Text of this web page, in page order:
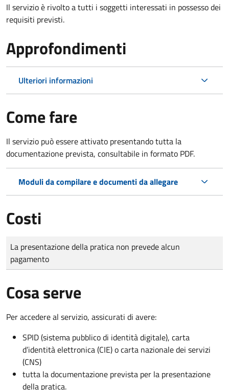
Il servizio è rivolto a tutti i soggetti interessati in possesso dei
requisiti previsti.
Approfondimenti
Ulteriori informazioni
Come fare
Il servizio può essere attivato presentando tutta la
documentazione prevista, consultabile in formato PDF.
Moduli da compilare e documenti da allegare
Costi
Tipo di pagamento
Importo
La presentazione della pratica non prevede alcun
pagamento
Cosa serve
Per accedere al servizio, assicurati di avere:
SPID (sistema pubblico di identità digitale), carta
d’identità elettronica (CIE) o carta nazionale dei servizi
(CNS)
tutta la documentazione prevista per la presentazione
della pratica.